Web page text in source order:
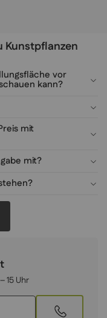
Kunstpflanzen
vor
kann?
mit
mit?
15 Uhr